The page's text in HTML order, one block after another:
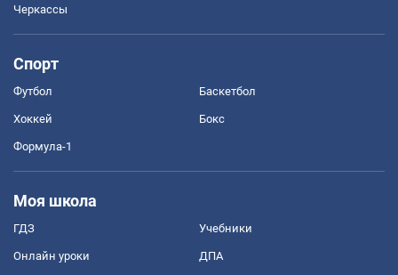
Черкассы
Спорт
Футбол Баскетбол
Хоккей Бокс
Формула-1
Моя школа
ГДЗ Учебники
Онлайн уроки ДПА